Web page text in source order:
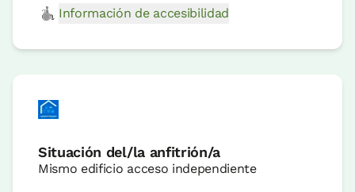
Información de accesibilidad
Situación del/la anfitrión/a
Mismo edificio acceso independiente